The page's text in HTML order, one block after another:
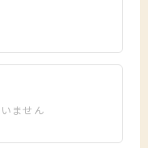
ません